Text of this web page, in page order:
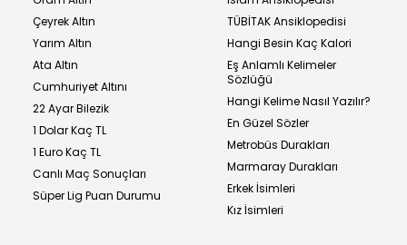
Çeyrek Altın
Yarım Altın
Ata Altın
Cumhuriyet Altını
22 Ayar Bilezik
1 Dolar Kaç TL
1 Euro Kaç TL
Canlı Maç Sonuçları
Süper Lig Puan Durumu
TÜBİTAK Ansiklopedisi
Hangi Besin Kaç Kalori
Eş Anlamlı Kelimeler
Sözlüğü
Hangi Kelime Nasıl Yazılır?
En Güzel Sözler
Metrobüs Durakları
Marmaray Durakları
Erkek İsimleri
Kız İsimleri